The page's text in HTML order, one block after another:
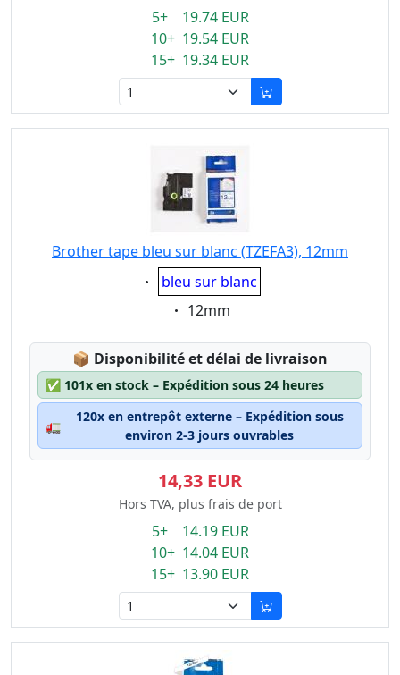
5+ 19.74 EUR
10+ 19.54 EUR
15+ 19.34 EUR
Brother tape bleu sur blanc (TZEFA3), 12mm
Eigenschaft:
bleu sur blanc
Eigenschaft:
12mm
📦 Lagerstatus:
Disponibilité et délai de livraison
✅ 101x en stock – Expédition sous 24 heures
🚛
120x en entrepôt externe – Expédition sous
environ 2-3 jours ouvrables
14,33 EUR
Hors TVA, plus frais de port
5+ 14.19 EUR
10+ 14.04 EUR
15+ 13.90 EUR